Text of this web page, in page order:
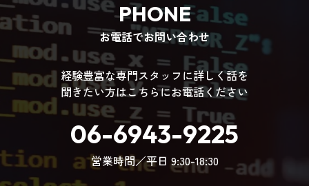
PHONE
お電話でお問い合わせ
経験豊富な専門スタッフに詳しく話を
聞きたい方はこちらにお電話ください
06-6943-9225
営業時間／平日 9:30-18:30